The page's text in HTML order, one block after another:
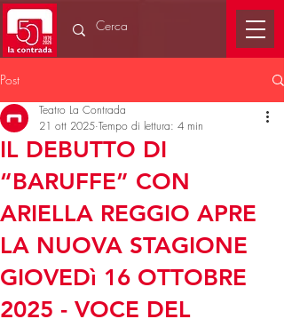
Post
IL DEBUTTO DI
“BARUFFE” CON
ARIELLA REGGIO APRE
LA NUOVA STAGIONE
GIOVEDì 16 OTTOBRE
2025 - VOCE DEL
Teatro La Contrada
21 ott 2025 Tempo di lettura: 4 min